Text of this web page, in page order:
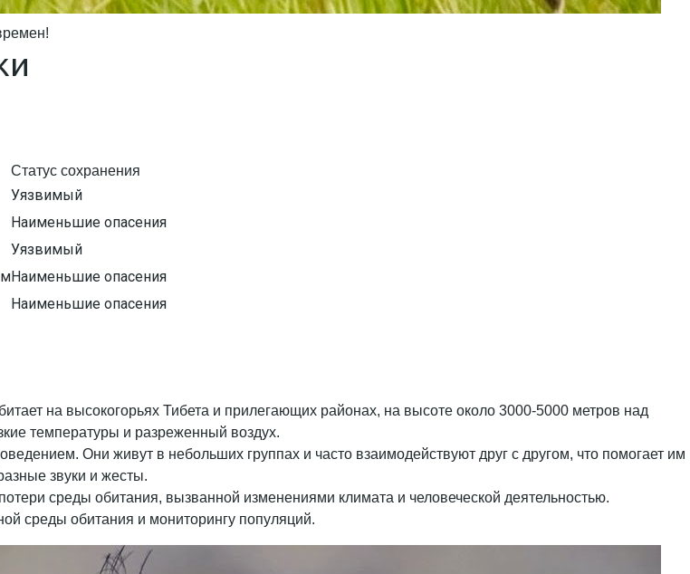
Статус сохранения
Уязвимый
Наименьшие опасения
Уязвимый
Наименьшие опасения
Наименьшие опасения
на высокогорьях Тибета и прилегающих районах, на высоте около 3000-5000 метров над
температуры и разреженный воздух.
Они живут в небольших группах и часто взаимодействуют друг с другом, что помогает им
звуки и жесты.
среды обитания, вызванной изменениями климата и человеческой деятельностью.
среды обитания и мониторингу популяций.